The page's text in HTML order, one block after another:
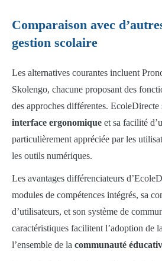
Comparaison avec
gestion scolaire
Les alternatives courantes incluent
Skolengo, chacune proposant des
des approches différentes. EcoleDirecte
interface ergonomique et sa facilité
particulièrement appréciée par les
les outils numériques.
Les avantages différenciateurs
modules de compétences intégrés, sa
d’utilisateurs, et son système de
caractéristiques facilitent l’adoption de
l’ensemble de la communauté